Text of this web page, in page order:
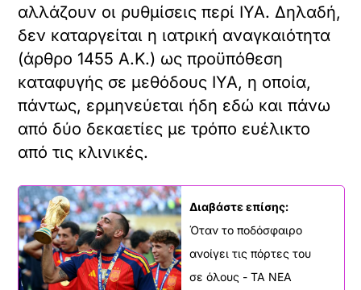
αλλάζουν οι ρυθμίσεις περί ΙΥΑ. Δηλαδή,
δεν καταργείται η ιατρική αναγκαιότητα
(άρθρο 1455 Α.Κ.) ως προϋπόθεση
καταφυγής σε μεθόδους ΙΥΑ, η οποία,
πάντως, ερμηνεύεται ήδη εδώ και πάνω
από δύο δεκαετίες με τρόπο ευέλικτο
από τις κλινικές.
Διαβάστε επίσης:
Όταν το ποδόσφαιρο
ανοίγει τις πόρτες του
σε όλους - ΤΑ ΝΕΑ